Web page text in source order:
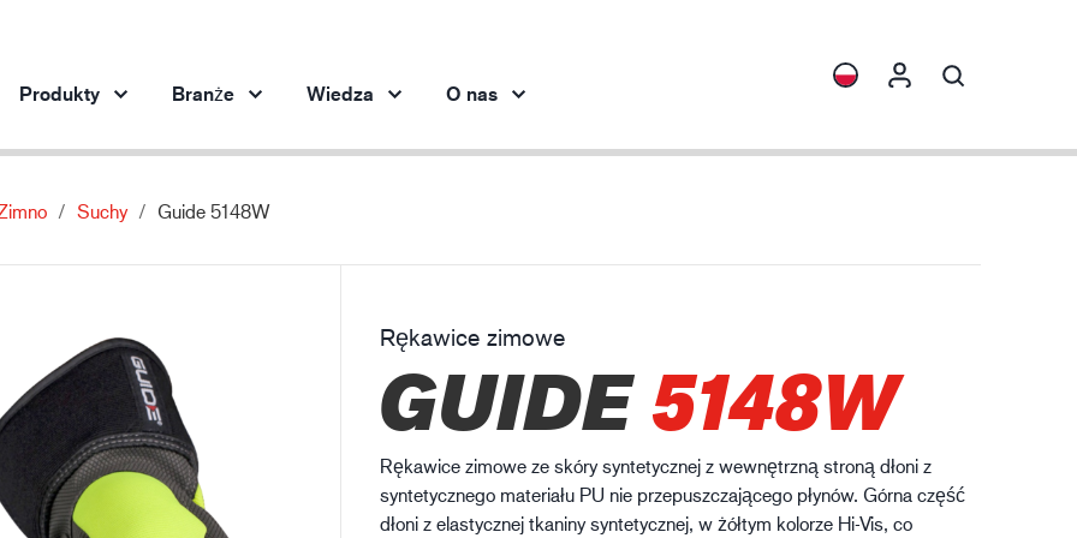
Produkty
Przemysł maszynowy
Przemysł naftowo-gazowy
Budownictwo
Logistyka
HXFIBR™
SPARX™
XLNT™
Branże
Stalownictwo Przemysł maszynowy
Wiedza O nas
Suchy Guide 5148W
Rękawice zimowe
GUIDE5148W
Rękawice zimowe ze skóry syntetycznej z wewnętrzną stroną dłoni z
syntetycznego materiału PU nie przepuszczającego płynów. Górna część
dłoni z elastycznej tkaniny syntetycznej, w żółtym kolorze Hi-Vis, co